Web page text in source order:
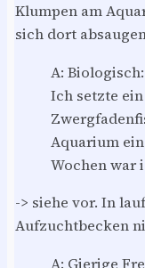
Klumpen am
sich dort
A:
Ich setzte
Aquarium
Wochen war
-> siehe vor. In
Aufzuchtbecken
A: Gierige